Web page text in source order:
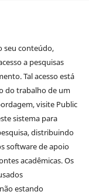
seu conteúdo,
a pesquisas
Tal acesso está
do trabalho de um
visite Public
sistema para
distribuindo
software de apoio
acadêmicas. Os
estando